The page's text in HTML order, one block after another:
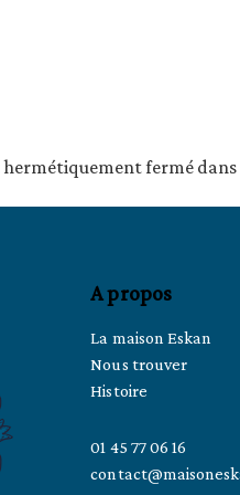
fermé
A propos
La maison Eskan
Nous trouver
Histoire
01 45 77 06 16